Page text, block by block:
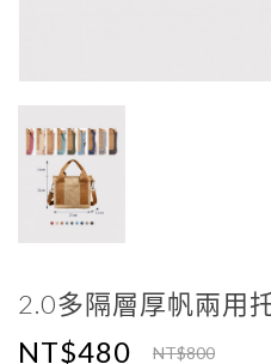
2.0多隔層厚帆兩用
NT$480 NT$800